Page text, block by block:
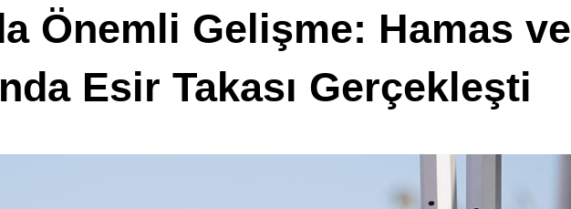
Önemli Gelişme: Hamas ve
Esir Takası Gerçekleşti